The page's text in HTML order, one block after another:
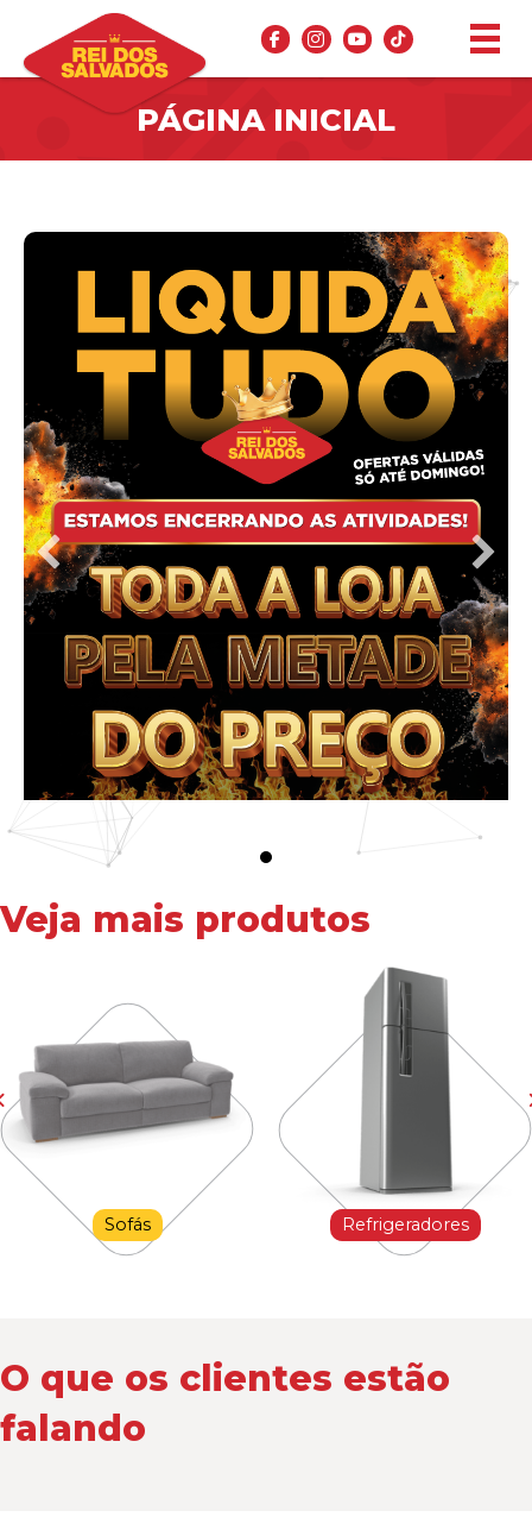
PÁGINA INICIAL
Veja mais produtos
Sofás Refrigeradores
O que os clientes estão
falando